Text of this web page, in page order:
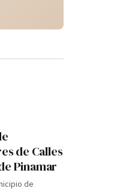
de Calles
Pinamar
de